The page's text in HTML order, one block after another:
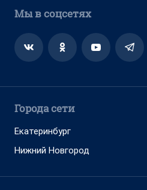
Мы в соцсетях
Города сети
Екатеринбург
Нижний Новгород